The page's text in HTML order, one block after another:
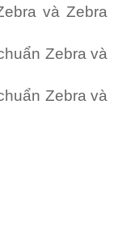
và Zebra
Zebra và
Zebra và